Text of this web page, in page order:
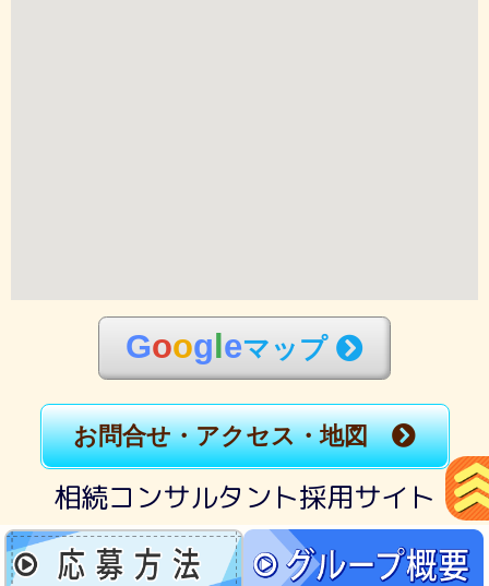
Goog eマップ
お問合せ・アクセス・地図
相続コンサルタント採用サイト